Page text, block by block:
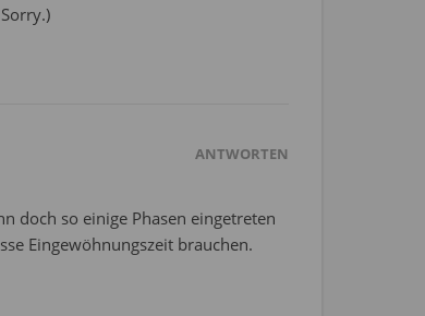
ANTWORTEN
doch so einige Phasen eingetreten
Eingewöhnungszeit brauchen.